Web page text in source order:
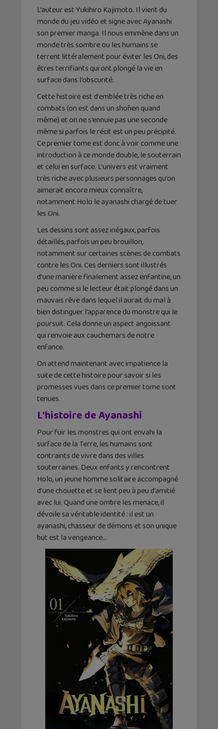
L’auteur est Yukihiro Kajimoto. Il vient du
monde du jeu vidéo et signe avec Ayanashi
son premier manga. Il nous emmène dans un
monde très sombre ou les humains se
terrent littéralement pour éviter les Oni, des
êtres terrifiants qui ont plongé la vie en
surface dans l’obscurité.
Cette histoire est d’emblée très riche en
combats (on est dans un shōnen quand
même) et on ne s’ennuie pas une seconde
même si parfois le récit est un peu précipité.
Ce premier tome est donc à voir comme une
introduction à ce monde double, le souterrain
et celui en surface. L’univers est vraiment
très riche avec plusieurs personnages qu’on
aimerait encore mieux connaître,
notamment Holo le ayanashi chargé de tuer
les Oni.
Les dessins sont assez inégaux, parfois
détaillés, parfois un peu brouillon,
notamment sur certaines scènes de combats
contre les Oni. Ces derniers sont illustrés
d’une manière finalement assez enfantine, un
peu comme si le lecteur était plongé dans un
mauvais rêve dans lequel il aurait du mal à
bien distinguer l’apparence du monstre qui le
poursuit. Cela donne un aspect angoissant
qui renvoie aux cauchemars de notre
enfance.
On attend maintenant avec impatience la
suite de cette histoire pour savoir si les
promesses vues dans ce premier tome sont
tenues.
L’histoire de Ayanashi
Pour fuir les monstres qui ont envahi la
surface de la Terre, les humains sont
contraints de vivre dans des villes
souterraines. Deux enfants y rencontrent
Holo, un jeune homme solitaire accompagné
d’une chouette et se lient peu à peu d’amitié
avec lui. Quand une ombre les menace, il
dévoile sa véritable identité : il est un
ayanashi, chasseur de démons et son unique
but est la vengeance…